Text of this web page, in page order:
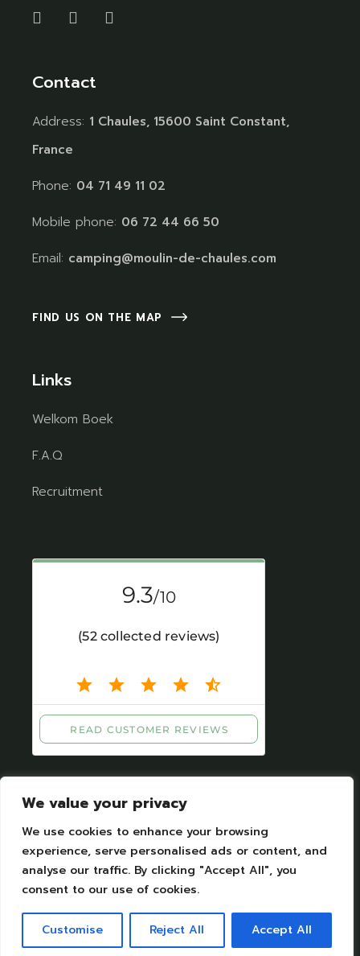
We value your privacy
We use cookies to enhance your browsing
experience, serve personalised ads or content, and
analyse our traffic. By clicking "Accept All", you
consent to our use of cookies.
Customise Reject All Accept All
Contact
Address: 1 Chaules, 15600 Saint Constant,
France
Phone: 04 71 49 11 02
Mobile phone: 06 72 44 66 50
Email: camping@moulin-de-chaules.com
FIND US ON THE MAP
Links
Welkom Boek
F.A.Q
Recruitment
Impressum|Personal datas protection
All Rights Reserved. Designed by Camping
moulin de Chaules SAS